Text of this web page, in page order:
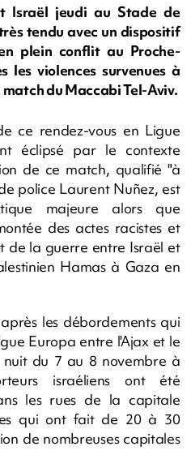
Israël jeudi au Stade de
tendu avec un dispositif
plein conflit au Proche-
les violences survenues à
du Maccabi Tel-Aviv.
ce rendez-vous en Ligue
éclipsé par le contexte
de ce match, qualifié "à
police Laurent Nuñez, est
majeure alors que
des actes racistes et
de la guerre entre Israël et
Hamas à Gaza en
les débordements qui
Europa entre l'Ajax et le
nuit du 7 au 8 novembre à
israéliens ont été
les rues de la capitale
qui ont fait de 20 à 30
de nombreuses capitales